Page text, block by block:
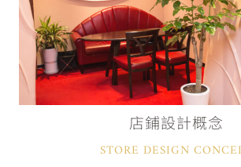
店鋪設計概念
STORE DESIGN